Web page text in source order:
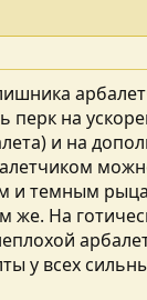
перк на
и на
и темным
же. На
у всех